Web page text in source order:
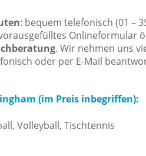
: bequem telefonisch (01 –
Onlineformular
. Wir nehmen uns
oder per E-Mail
(im Preis inbegriffen):
Volleyball, Tischtennis